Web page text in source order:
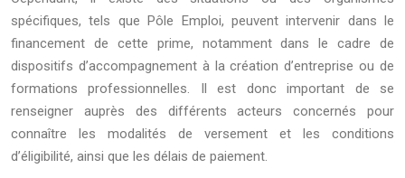
spécifiques, tels que Pôle Emploi, peuvent intervenir dans le
financement de cette prime, notamment dans le cadre de
dispositifs d’accompagnement à la création d’entreprise ou de
formations professionnelles. Il est donc important de se
renseigner auprès des différents acteurs concernés pour
connaître les modalités de versement et les conditions
d’éligibilité, ainsi que les délais de paiement.